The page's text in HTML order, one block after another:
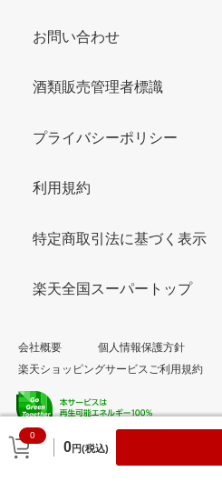
0
0円(税込)
お問い合わせ
酒類販売管理者標識
プライバシーポリシー
利用規約
特定商取引法に基づく表示
楽天全国スーパートップ
会社概要
個人情報保護方針
楽天ショッピングサービスご利用規約
© Rakuten Group, Inc.